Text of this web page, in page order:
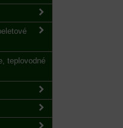
teplovodné